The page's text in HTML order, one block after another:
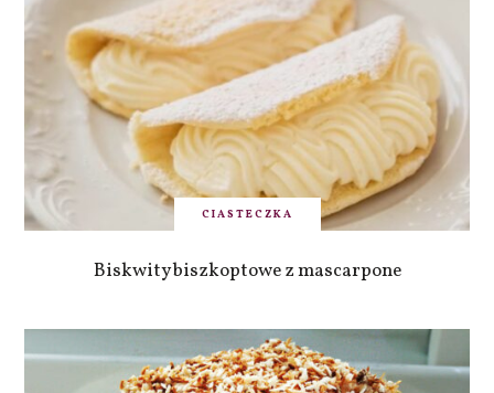
CIASTECZKA
Biskwity biszkoptowe z mascarpone